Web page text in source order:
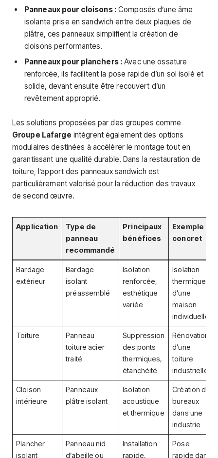
Panneaux pour cloisons :Composés d’une âme
isolante prise en sandwich entre deux plaques de
plâtre, ces panneaux simplifient la création de
cloisons performantes.
Panneaux pour planchers : Avec une ossature
renforcée, ils facilitent la pose rapide d’un sol isolé et
solide, devant ensuite être recouvert d’un
revêtement approprié.
Les solutions proposées par des groupes comme
Groupe Lafarge intègrent également des options
modulaires destinées à accélérer le montage tout en
garantissant une qualité durable. Dans la restauration de
toiture, l’apport des panneaux sandwich est
particulièrement valorisé pour la réduction des travaux
de second œuvre.
Application
Type de
panneau
recommandé
Principaux
bénéfices
Exemple
concret
Bardage
extérieur
Bardage
isolant
préassemblé
Isolation
renforcée,
esthétique
variée
Isolation
thermique
d’une
maison
individuelle
Toiture
Panneau
toiture acier
traité
Suppression
des ponts
thermiques,
étanchéité
Rénovation
d’une
toiture
industrielle
Cloison
intérieure
Panneaux
plâtre isolant
Isolation
acoustique
et thermique
Création de
bureaux
dans une
industrie
Plancher
isolant
Panneau nid
d’abeille ou
Installation
rapide,
Pose
rapide dans